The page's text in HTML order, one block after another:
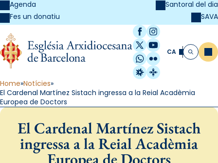
Agenda
Fes un donatiu
Santoral del dia
SAVA
Facebook
Instagram
X / Twitter
YouTube
WhatsApp
Flickr
Radio Estel
Catalunya
CA Cerca
Home Notícies
El Cardenal Martínez Sistach ingressa a la Reial Acadèmia
Europea de Doctors
El Cardenal Martínez Sistach
ingressa a la Reial Acadèmia
Europea de Doctors